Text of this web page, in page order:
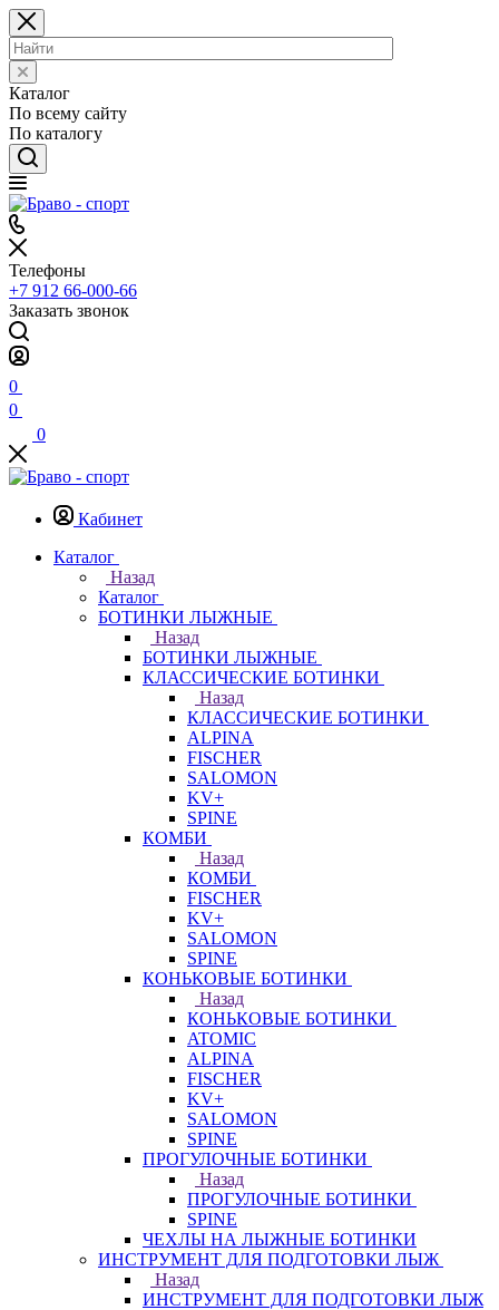
Каталог
По всему сайту
По каталогу
Телефоны
+7 912 66-000-66
Заказать звонок
0
0
0
Кабинет
Каталог
Назад
Каталог
БОТИНКИ ЛЫЖНЫЕ
Назад
БОТИНКИ ЛЫЖНЫЕ
КЛАССИЧЕСКИЕ БОТИНКИ
Назад
КЛАССИЧЕСКИЕ БОТИНКИ
ALPINA
FISCHER
SALOMON
KV+
SPINE
КОМБИ
Назад
КОМБИ
FISCHER
KV+
SALOMON
SPINE
КОНЬКОВЫЕ БОТИНКИ
Назад
КОНЬКОВЫЕ БОТИНКИ
ATOMIC
ALPINA
FISCHER
KV+
SALOMON
SPINE
ПРОГУЛОЧНЫЕ БОТИНКИ
Назад
ПРОГУЛОЧНЫЕ БОТИНКИ
SPINE
ЧЕХЛЫ НА ЛЫЖНЫЕ БОТИНКИ
ИНСТРУМЕНТ ДЛЯ ПОДГОТОВКИ ЛЫЖ
Назад
ИНСТРУМЕНТ ДЛЯ ПОДГОТОВКИ ЛЫЖ